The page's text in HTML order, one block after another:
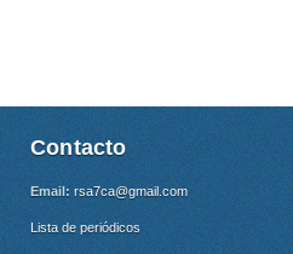
Contacto
Email: rsa7ca@gmail.com
Lista de periódicos